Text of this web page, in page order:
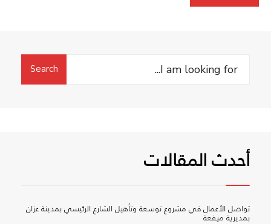
Search
Search
أحدث المقالات
تواصل الأعمال في مشروع توسعة وتأهيل الشارع الرئيسي بمدينة عزان
بمديرية ميفعة